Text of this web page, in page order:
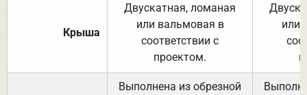
Крыша
Двускатная, ломаная
или вальмовая в
соответствии с
проектом.
или
Выполнена из обрезной